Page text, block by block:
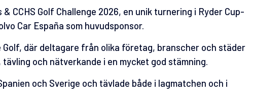
CCHS Golf Challenge 2026, en unik turnering i Ryder Cup-
Car España som huvudsponsor.
Golf, där deltagare från olika företag, branscher och städer
och nätverkande i en mycket god stämning.
och Sverige och tävlade både i lagmatchen och i